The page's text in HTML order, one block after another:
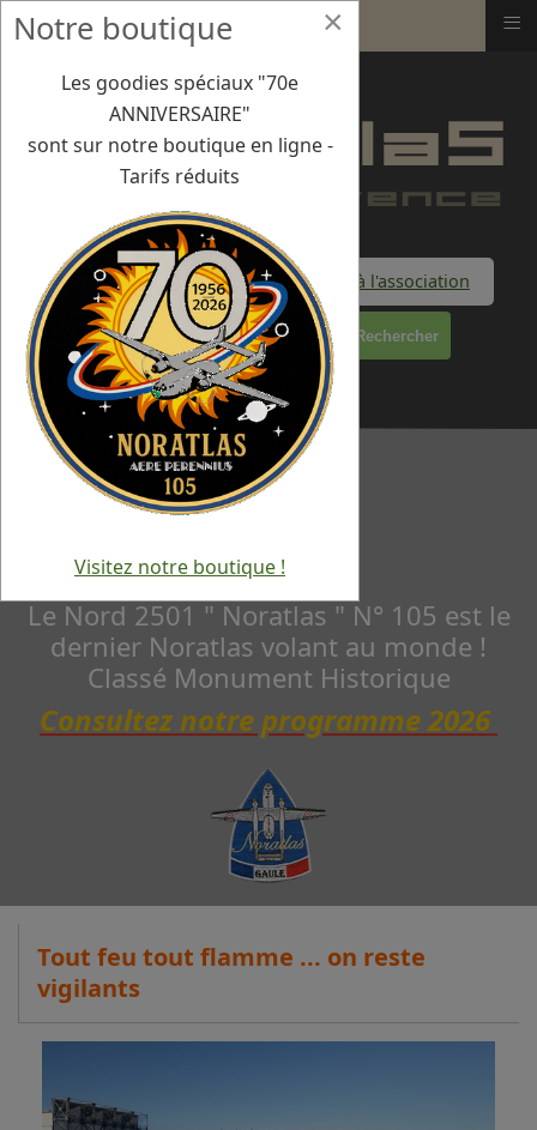
Faire un don à l'association
Rechercher
Le Nord 2501 " Noratlas " N° 105 est le
dernier Noratlas volant au monde !
Classé Monument Historique
Consultez notre programme 2026
Tout feu tout flamme ... on reste
vigilants
×
Notre boutique
Les goodies spéciaux "70e
ANNIVERSAIRE"
sont sur notre boutique en ligne -
Tarifs réduits
Visitez notre boutique !
Tout feu tout flamme ≡